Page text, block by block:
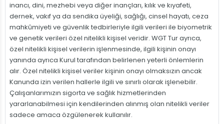
inancı, dini, mezhebi veya diğer inançları, kılık ve kıyafeti,
dernek, vakıf ya da sendika üyeliği, sağlığı, cinsel hayatı, ceza
mahkûmiyeti ve güvenlik tedbirleriyle ilgili verileri ile biyometrik
ve genetik verileri özel nitelikli kişisel veridir. WGT Tur ayrıca,
özel nitelikli kişisel verilerin işlenmesinde, ilgili kişinin onayı
yanında ayrıca Kurul tarafından belirlenen yeterli önlemlerin
alır. Özel nitelikli kişisel veriler kişinin onayı olmaksızın ancak
Kanunda izin verilen hallerle ilgili ve sınırlı olarak işlenebilir.
Çalışanlarımızın sigorta ve sağlık hizmetlerinden
yararlanabilmesi için kendilerinden alınmış olan nitelikli veriler
sadece amaca özgülenerek kullanılır.